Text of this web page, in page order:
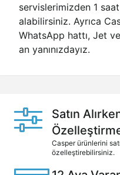
servislerimizden 1
alabilirsiniz. Ayrıca
WhatsApp hattı, Jet
an yanınızdayız.
Satın
Casper ürünlerini
özelleştirebilirsiniz.